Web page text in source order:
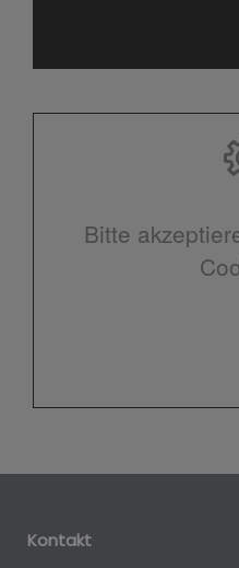
Bitte
Kontakt